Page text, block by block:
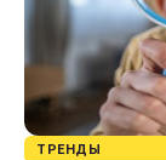
ТРЕНДЫ